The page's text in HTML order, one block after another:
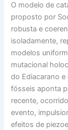
O modelo de
proposto por
robusta e
isoladamente,
modelos
mutacional
do Ediacarano
fósseis aponta
recente,
evento,
efeitos de